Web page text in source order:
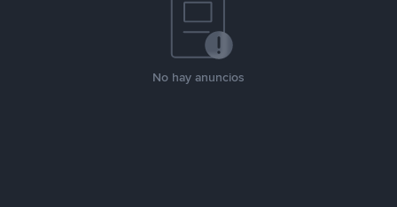
No hay anuncios